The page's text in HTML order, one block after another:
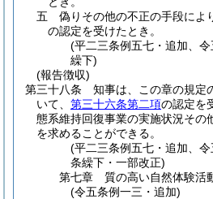
五
偽りその他の不正の手段によ
の認定を受けたとき。
(平二三条例五七・追加、
繰下)
(報告徴収)
第三十八条
知事は、この章の規定
いて、 第三十六条第二項の認定を
態系維持回復事業の実施状況その
を求めることができる。
(平二三条例五七・追加、
条繰下・一部改正)
第七章
質の高い自然体験活
(令五条例一三・追加)